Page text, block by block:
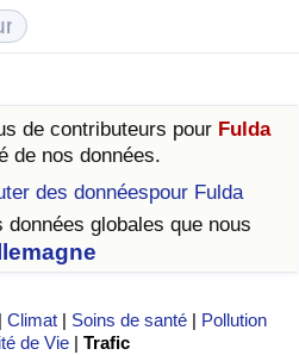
de contributeurs pour Fulda
de nos données.
des donnéespour Fulda
globales que nous
|Climat | Soins de santé | Pollution
de Vie |Trafic
pays
(Actuel)
par Pays
pays